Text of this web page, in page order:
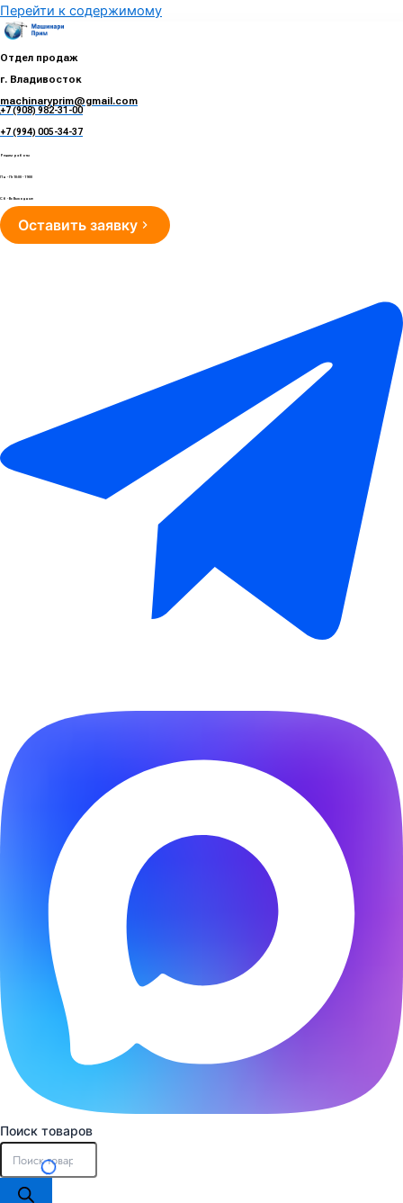
Перейти к содержимому
Отдел продаж
г. Владивосток
machinaryprim@gmail.com
+7 (908) 982-31-00
+7 (994) 005-34-37
Режим работы
Пн - Пт 10:00 - 19:00
Сб - Вс Выходные
Оставить заявку
Поиск товаров